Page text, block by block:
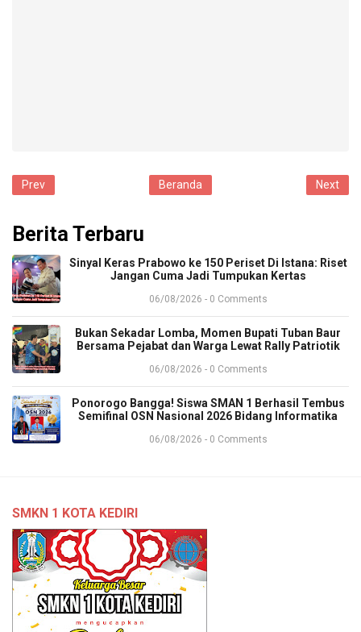
Prev Next
Beranda
Berita Terbaru
Sinyal Keras Prabowo ke 150 Periset Di Istana: Riset
Jangan Cuma Jadi Tumpukan Kertas
06/08/2026 - 0 Comments
Bukan Sekadar Lomba, Momen Bupati Tuban Baur
Bersama Pejabat dan Warga Lewat Rally Patriotik
06/08/2026 - 0 Comments
Ponorogo Bangga! Siswa SMAN 1 Berhasil Tembus
Semifinal OSN Nasional 2026 Bidang Informatika
06/08/2026 - 0 Comments
SMKN 1 KOTA KEDIRI